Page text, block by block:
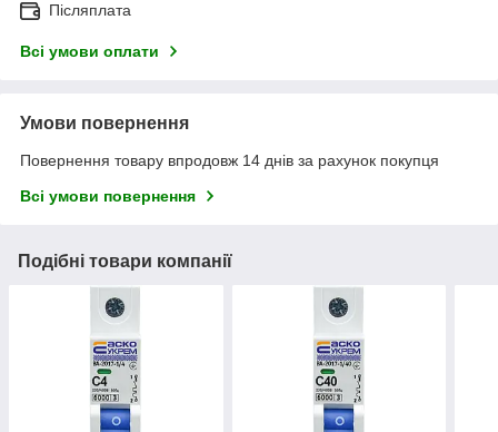
Післяплата
Всі умови оплати
Умови повернення
Повернення товару впродовж 14 днів за рахунок покупця
Всі умови повернення
Подібні товари компанії